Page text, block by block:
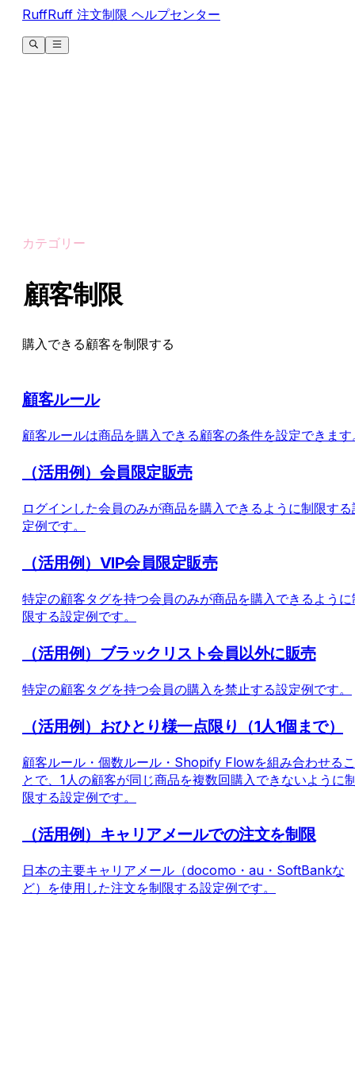
RuffRuff 注文制限 ヘルプセンター
カテゴリー
顧客制限
購入できる顧客を制限する
顧客ルール
顧客ルールは商品を購入できる顧客の条件を設定できます
（活用例）会員限定販売
ログインした会員のみが商品を購入できるように制限する
定例です。
（活用例）VIP会員限定販売
特定の顧客タグを持つ会員のみが商品を購入できるように
限する設定例です。
（活用例）ブラックリスト会員以外に販売
特定の顧客タグを持つ会員の購入を禁止する設定例です。
（活用例）おひとり様一点限り（1人1個まで）
顧客ルール・個数ルール・Shopify Flowを組み合わせるこ
とで、1人の顧客が同じ商品を複数回購入できないように
限する設定例です。
（活用例）キャリアメールでの注文を制限
日本の主要キャリアメール（docomo・au・SoftBankな
ど）を使用した注文を制限する設定例です。